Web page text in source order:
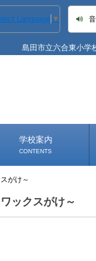
Language ▼
島田市立六合東小学
学校案内
CONTENTS
長あいさつ
へのアクセス
がけ～
ックスがけ～